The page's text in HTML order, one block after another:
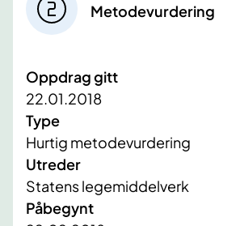
Metodevurdering
Oppdrag gitt
22.01.2018
Type
Hurtig metodevurdering
Utreder
Statens legemiddelverk
Påbegynt